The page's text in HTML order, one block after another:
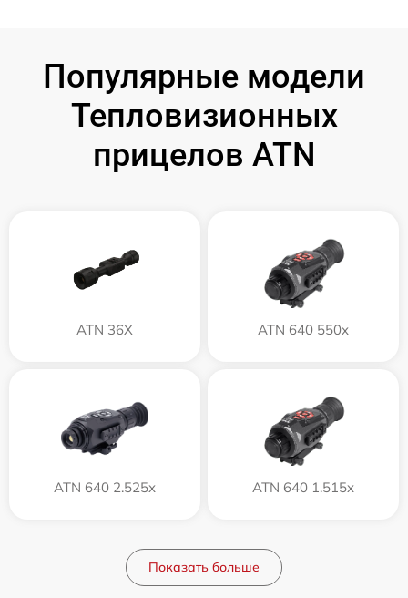
Популярные модели
Тепловизионных
прицелов ATN
ATN 36X ATN 640 550x
ATN 640 2.525x ATN 640 1.515x
Показать больше